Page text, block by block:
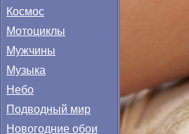
Космос
Мотоциклы
Мужчины
Музыка
Небо
Подводный мир
Новогодние обои